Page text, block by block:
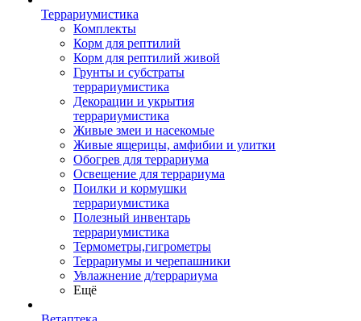
Террариумистика
Комплекты
Корм для рептилий
Корм для рептилий живой
Грунты и субстраты
террариумистика
Декорации и укрытия
террариумистика
Живые змеи и насекомые
Живые ящерицы, амфибии и улитки
Обогрев для террариума
Освещение для террариума
Поилки и кормушки
террариумистика
Полезный инвентарь
террариумистика
Термометры,гигрометры
Террариумы и черепашники
Увлажнение д/террариума
Ещё